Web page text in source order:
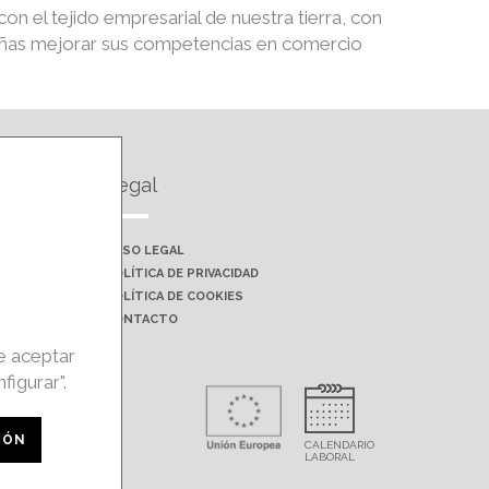
el tejido empresarial de nuestra tierra, con
mejorar sus competencias en comercio
Legal
AVISO LEGAL
POLÍTICA DE PRIVACIDAD
POLÍTICA DE COOKIES
CONTACTO
la
aceptar